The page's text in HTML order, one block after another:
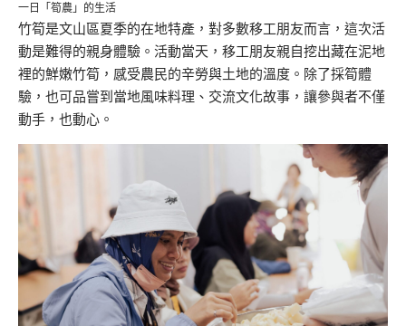
一日「筍農」的生活
竹筍是文山區夏季的在地特產，對多數移工朋友而言，這次活
動是難得的親身體驗。活動當天，移工朋友親自挖出藏在泥地
裡的鮮嫩竹筍，感受農民的辛勞與土地的溫度。除了採筍體
驗，也可品嘗到當地風味料理、交流文化故事，讓參與者不僅
動手，也動心。